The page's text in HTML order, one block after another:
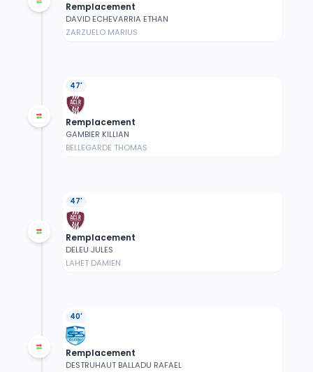
Remplacement
DAVID ECHEVARRIA ETHAN
ZARZUELO MARIUS
47'
Remplacement
GAMBIER KILLIAN
BELLEGARDE THOMAS
47'
Remplacement
DELEU JULES
LAHET DAMIEN
40'
Remplacement
DESTRUHAUT BALLADU RAFAEL